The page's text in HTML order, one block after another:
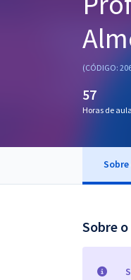
Questões grátis
(CÓDIGO:
57
Horas de aula
Sobre